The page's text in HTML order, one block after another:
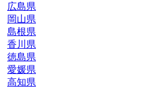
広島県
岡山県
島根県
香川県
徳島県
愛媛県
高知県